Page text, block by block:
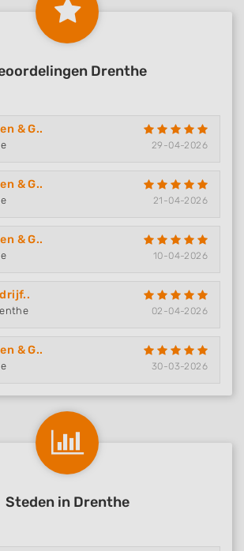
Drenthe
& G..
29-04-2026
& G..
21-04-2026
& G..
10-04-2026
02-04-2026
& G..
30-03-2026
Steden in Drenthe